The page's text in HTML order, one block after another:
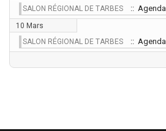
SALON RÉGIONAL DE TARBES
:: Agenda
10 Mars
SALON RÉGIONAL DE TARBES
:: Agenda